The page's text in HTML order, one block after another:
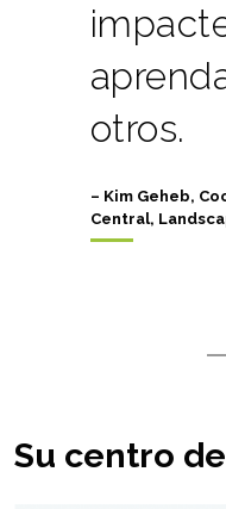
otros.
– Kim Geheb,
Central,
Su centro